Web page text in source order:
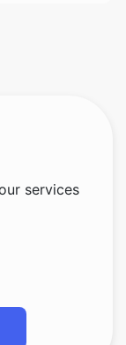
services